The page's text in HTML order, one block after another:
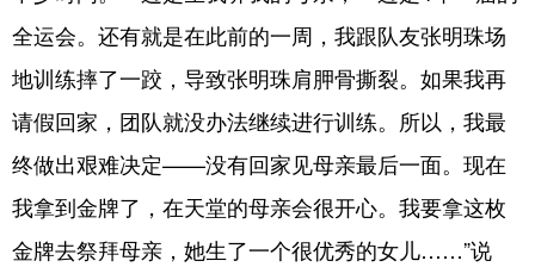
全运会。还有就是在此前的一周，我跟队友张明珠场
地训练摔了一跤，导致张明珠肩胛骨撕裂。如果我再
请假回家，团队就没办法继续进行训练。所以，我最
终做出艰难决定——没有回家见母亲最后一面。现在
我拿到金牌了，在天堂的母亲会很开心。我要拿这枚
金牌去祭拜母亲，她生了一个很优秀的女儿……”说